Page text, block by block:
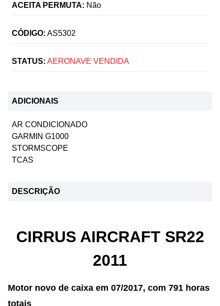
ACEITA PERMUTA: Não
CÓDIGO: AS5302
STATUS: AERONAVE VENDIDA
ADICIONAIS
AR CONDICIONADO
GARMIN G1000
STORMSCOPE
TCAS
DESCRIÇÃO
CIRRUS AIRCRAFT SR22
2011
Motor novo de caixa em 07/2017, com 791 horas
totais